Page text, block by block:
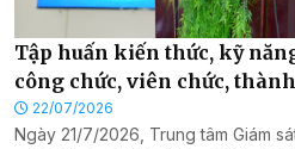
Tập huấn kiến thức, kỹ
công chức, viên chức,
cộng đồng và người dân
22/07/2026
Ngày 21/7/2026, Trung tâm Giám